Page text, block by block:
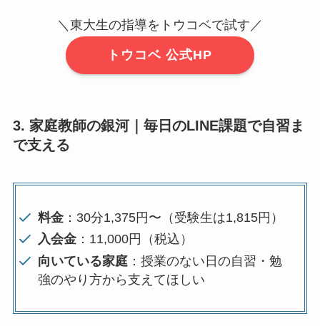
＼東大生の指導をトウコベで試す／
トウコベ 公式HP
3. 家庭教師の銀河｜毎日のLINE課題で自習ま
で支える
料金 ：30分1,375円〜（受験生は1,815円）
入会金 ：11,000円（税込）
向いている家庭 ：授業のない日の自習・勉
強のやり方から支えてほしい